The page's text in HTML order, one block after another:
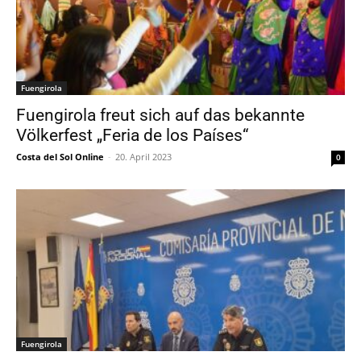
Fuengirola
Fuengirola freut sich auf das bekannte
Völkerfest „Feria de los Países“
Costa del Sol Online - 20. April 2023 0
Fuengirola